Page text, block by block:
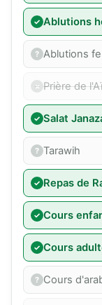
Ablutions
Ablutions
Prière de
Salat
Tarawih
Repas de
Cours
Cours
Cours